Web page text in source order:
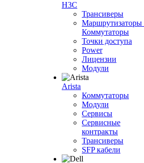
H3С
Трансиверы
Маршрутизаторы
Коммутаторы
Точки доступа
Power
Лицензии
Модули
Arista
Коммутаторы
Модули
Сервисы
Сервисные
контракты
Трансиверы
SFP кабели